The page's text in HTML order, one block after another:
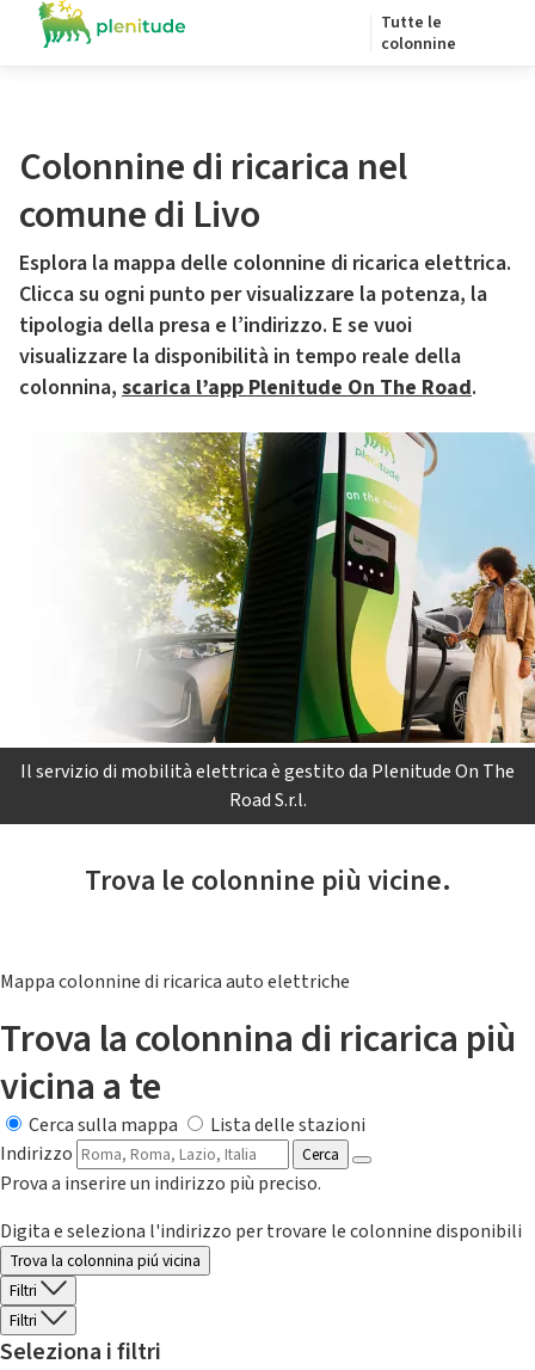
Tutte le
colonnine
Colonnine di ricarica nel
comune di Livo
Esplora la mappa delle colonnine di ricarica elettrica.
Clicca su ogni punto per visualizzare la potenza, la
tipologia della presa e l’indirizzo. E se vuoi
visualizzare la disponibilità in tempo reale della
colonnina, scarica l’app Plenitude On The Road.
Il servizio di mobilità elettrica è gestito da Plenitude On The
Road S.r.l.
Trova le colonnine più vicine.
Mappa colonnine di ricarica auto elettriche
Trova la colonnina di ricarica più
vicina a te
Cerca sulla mappa
Lista delle stazioni
Indirizzo
Cerca
Prova a inserire un indirizzo più preciso.
Digita e seleziona l'indirizzo per trovare le colonnine disponibili
Trova la colonnina piú vicina
Filtri
Filtri
Seleziona i filtri